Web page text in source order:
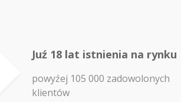
Juź 18 lat istnienia na rynku
powyźej 105 000 zadowolonych
klientów